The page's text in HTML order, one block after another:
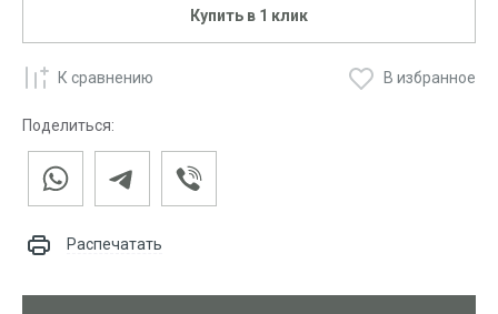
Купить в 1 клик
К сравнению В избранное
Поделиться:
Распечатать